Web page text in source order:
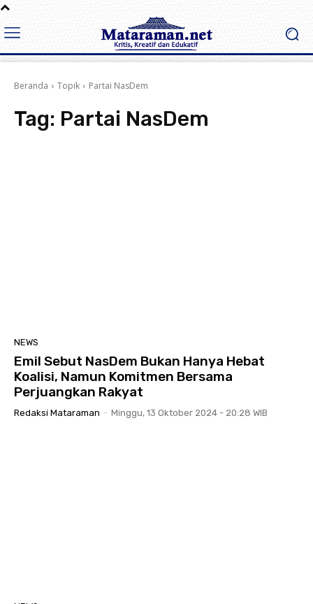
Beranda Topik Partai NasDem
Tag: Partai NasDem
NEWS
Emil Sebut NasDem Bukan Hanya Hebat
Koalisi, Namun Komitmen Bersama
Perjuangkan Rakyat
Redaksi Mataraman - Minggu, 13 Oktober 2024 - 20:28 WIB